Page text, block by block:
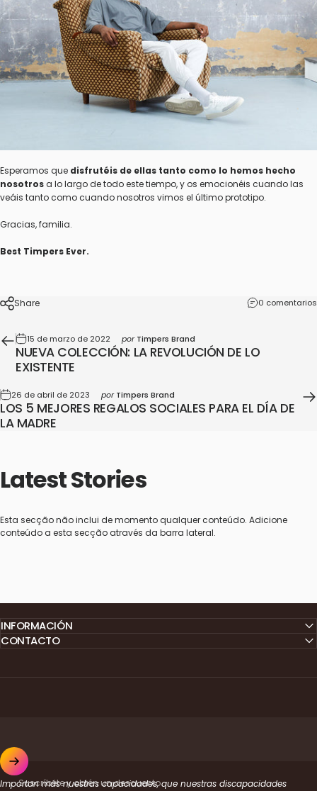
Esperamos que disfrutéis de ellas tanto como lo hemos hecho
nosotrosa lo largo de todo este tiempo, y os emocionéis cuando las
veáis tanto como cuando nosotros vimos el último prototipo.
Gracias, familia.
Best Timpers Ever.
Share 0 comentarios
15 de marzo de 2022 porTimpers Brand
NUEVA COLECCIÓN: LA REVOLUCIÓN DE LO
EXISTENTE
26 de abril de 2023 porTimpers Brand
LOS 5 MEJORES REGALOS SOCIALES PARA EL DÍA DE
LA MADRE
LatestStories
Esta secção não inclui de momento qualquer conteúdo. Adicione
conteúdo a esta secção através da barra lateral.
INFORMACIÓN
CONTACTO
Suscríbete y obtén un descuento
Importan más nuestras capacidades, que nuestras discapacidades